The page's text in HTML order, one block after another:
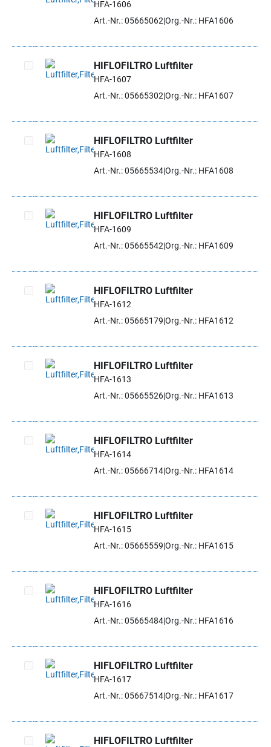
Artikel auswählen
HFA-1606
Art.-Nr.: 05665062 Org.-Nr.: HFA1606
Artikel auswählen
HIFLOFILTRO Luftfilter
HFA-1607
Art.-Nr.: 05665302 Org.-Nr.: HFA1607
Artikel auswählen
HIFLOFILTRO Luftfilter
HFA-1608
Art.-Nr.: 05665534Org.-Nr.: HFA1608
Artikel auswählen
HIFLOFILTRO Luftfilter
HFA-1609
Art.-Nr.: 05665542 Org.-Nr.: HFA1609
Artikel auswählen
HIFLOFILTRO Luftfilter
HFA-1612
Art.-Nr.: 05665179 Org.-Nr.: HFA1612
Artikel auswählen
HIFLOFILTRO Luftfilter
HFA-1613
Art.-Nr.: 05665526Org.-Nr.: HFA1613
Artikel auswählen
HIFLOFILTRO Luftfilter
HFA-1614
Art.-Nr.: 05666714Org.-Nr.: HFA1614
Artikel auswählen
HIFLOFILTRO Luftfilter
HFA-1615
Art.-Nr.: 05665559 Org.-Nr.: HFA1615
Artikel auswählen
HIFLOFILTRO Luftfilter
HFA-1616
Art.-Nr.: 05665484Org.-Nr.: HFA1616
Artikel auswählen
HIFLOFILTRO Luftfilter
HFA-1617
Art.-Nr.: 05667514Org.-Nr.: HFA1617
HIFLOFILTRO Luftfilter